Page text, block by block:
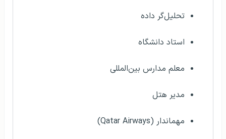
تحلیل‌گر داده
استاد دانشگاه
معلم مدارس بین‌المللی
مدیر هتل
مهماندار (Qatar Airways)